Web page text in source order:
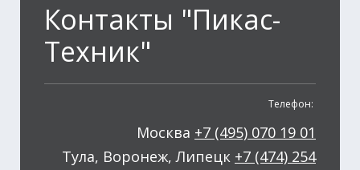
Контакты "Пикас-
Техник"
Телефон:
Москва +7 (495) 070 19 01
Тула, Воронеж, Липецк +7 (474) 254